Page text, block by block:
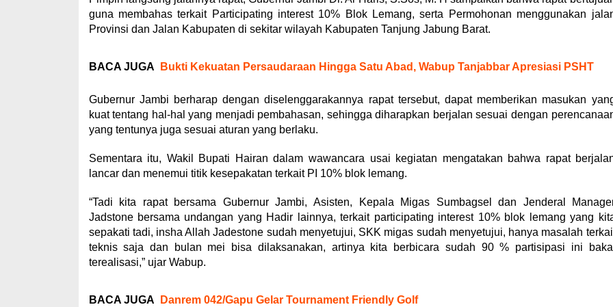
guna membahas terkait Participating interest 10% Blok Lemang, serta Permohonan menggunakan
Provinsi dan Jalan Kabupaten di sekitar wilayah Kabupaten Tanjung Jabung Barat.
BACA JUGA ‎Bukti Kekuatan Persaudaraan Hingga Satu Abad, Wabup Tanjabbar Apresiasi PSHT
Gubernur Jambi berharap dengan diselenggarakannya rapat tersebut, dapat memberikan masukan
kuat tentang hal-hal yang menjadi pembahasan, sehingga diharapkan berjalan sesuai dengan
yang tentunya juga sesuai aturan yang berlaku.
Sementara itu, Wakil Bupati Hairan dalam wawancara usai kegiatan mengatakan bahwa rapat
lancar dan menemui titik kesepakatan terkait PI 10% blok lemang.
“Tadi kita rapat bersama Gubernur Jambi, Asisten, Kepala Migas Sumbagsel dan Jenderal
Jadstone bersama undangan yang Hadir lainnya, terkait participating interest 10% blok lemang yang
sepakati tadi, insha Allah Jadestone sudah menyetujui, SKK migas sudah menyetujui, hanya masalah
teknis saja dan bulan mei bisa dilaksanakan, artinya kita berbicara sudah 90 % partisipasi ini bakal
terealisasi,” ujar Wabup.
BACA JUGA Danrem 042/Gapu Gelar Tournament Friendly Golf